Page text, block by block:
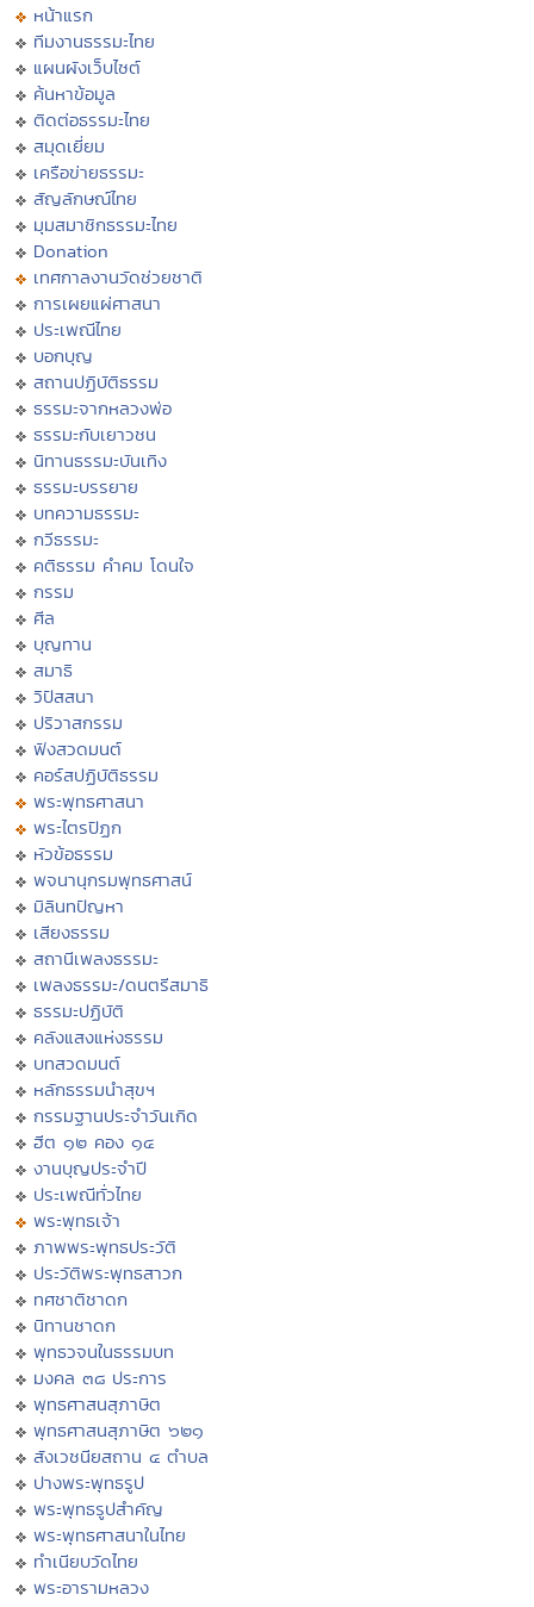
หน้าแรก
ทีมงานธรรมะไทย
แผนผังเว็บไซต์
ค้นหาข้อมูล
ติดต่อธรรมะไทย
สมุดเยี่ยม
เครือข่ายธรรมะ
สัญลักษณ์ไทย
มุมสมาชิกธรรมะไทย
Donation
เทศกาลงานวัดช่วยชาติ
การเผยแผ่ศาสนา
ประเพณีไทย
บอกบุญ
สถานปฏิบัติธรรม
ธรรมะจากหลวงพ่อ
ธรรมะกับเยาวชน
นิทานธรรมะบันเทิง
ธรรมะบรรยาย
บทความธรรมะ
กวีธรรมะ
คติธรรม คำคม โดนใจ
กรรม
ศีล
บุญทาน
สมาธิ
วิปัสสนา
ปริวาสกรรม
ฟังสวดมนต์
คอร์สปฏิบัติธรรม
พระพุทธศาสนา
พระไตรปิฏก
หัวข้อธรรม
พจนานุกรมพุทธศาสน์
มิลินทปัญหา
เสียงธรรม
สถานีเพลงธรรมะ
เพลงธรรมะ/ดนตรีสมาธิ
ธรรมะปฏิบัติ
คลังแสงแห่งธรรม
บทสวดมนต์
หลักธรรมนำสุขฯ
กรรมฐานประจำวันเกิด
ฮีต ๑๒ คอง ๑๔
งานบุญประจำปี
ประเพณีทั่วไทย
พระพุทธเจ้า
ภาพพระพุทธประวัติ
ประวัติพระพุทธสาวก
ทศชาติชาดก
นิทานชาดก
พุทธวจนในธรรมบท
มงคล ๓๘ ประการ
พุทธศาสนสุภาษิต
พุทธศาสนสุภาษิต ๖๒๑
สังเวชนียสถาน ๔ ตำบล
ปางพระพุทธรูป
พระพุทธรูปสำคัญ
พระพุทธศาสนาในไทย
ทำเนียบวัดไทย
พระอารามหลวง